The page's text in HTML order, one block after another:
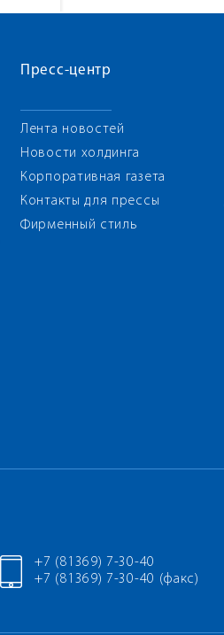
Пресс-центр
Лента новостей
Новости холдинга
Корпоративная газета
Контакты для прессы
Фирменный стиль
+7 (81369) 7-30-40
+7 (81369) 7-30-40 (факс)